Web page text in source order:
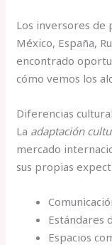
Los inversores de
México, España,
encontrado
cómo vemos los
Diferencias
La adaptación
mercado
sus propias
Estándares
Espacios